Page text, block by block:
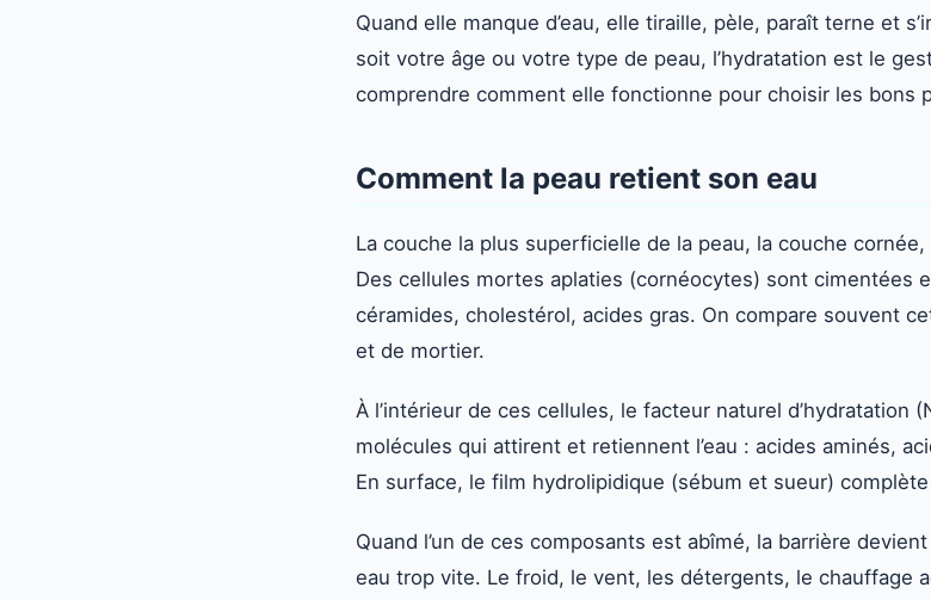
Quand elle manque d’eau, elle tiraille, pèle, paraît terne et
soit votre âge ou votre type de peau, l’hydratation est le
comprendre comment elle fonctionne pour choisir les bons
Comment la peau retient son eau
La couche la plus superficielle de la peau, la couche
Des cellules mortes aplaties (cornéocytes) sont cimentées
céramides, cholestérol, acides gras. On compare souvent
et de mortier.
À l’intérieur de ces cellules, le facteur naturel d’hydratation
molécules qui attirent et retiennent l’eau : acides aminés,
En surface, le film hydrolipidique (sébum et sueur)
Quand l’un de ces composants est abîmé, la barrière
eau trop vite. Le froid, le vent, les détergents, le chauffage